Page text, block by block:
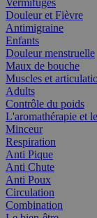
Vermifuges
Douleur et Fièvre
Antimigraine
Enfants
Douleur menstruelle
Maux de bouche
Muscles et
Adults
Contrôle du poids
L'aromathérapie et
Minceur
Respiration
Anti Pique
Anti Chute
Anti Poux
Circulation
Combination